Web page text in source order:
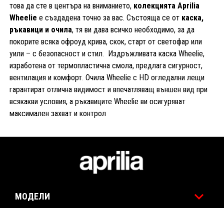
това да сте в центъра на вниманието, колекцията Aprilia
Wheelie е създадена точно за вас. Състояща се от каска,
ръкавици и очила, тя ви дава всичко необходимо, за да
покорите всяка офроуд крива, скок, старт от светофар или
уили – с безопасност и стил. Издръжливата каска Wheelie,
изработена от термопластична смола, предлага сигурност,
вентилация и комфорт. Очила Wheelie с HD огледални лещи
гарантират отлична видимост и впечатляващ външен вид при
всякакви условия, а ръкавиците Wheelie ви осигуряват
максимален захват и контрол
МОДЕЛИ